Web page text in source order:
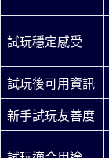
試玩穩定感受
試玩後可用資訊
新手試玩友善度